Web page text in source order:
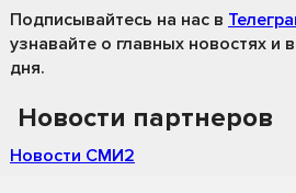
Подписывайтесь на нас в
узнавайте о главных новостях и
дня.
Новости партнеров
Новости СМИ2